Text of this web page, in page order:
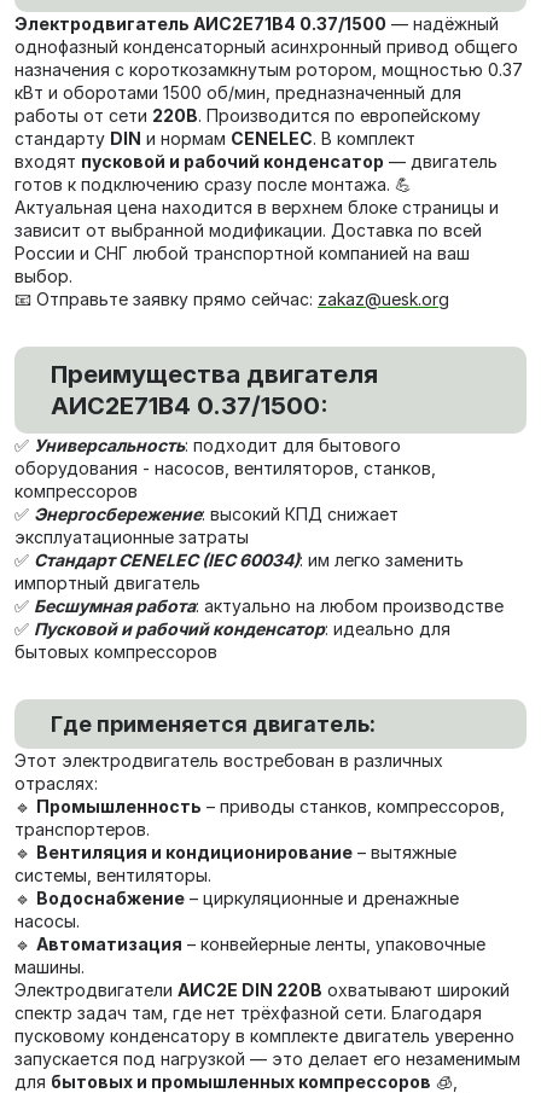
Электродвигатель АИС2Е71В4 0.37/1500 — надёжный
однофазный конденсаторный асинхронный привод общего
назначения с короткозамкнутым ротором, мощностью 0.37
кВт и оборотами 1500 об/мин, предназначенный для
работы от сети 220В. Производится по европейскому
стандарту DIN и нормам CENELEC. В комплект
входят пусковой и рабочий конденсатор — двигатель
готов к подключению сразу после монтажа. 💪
Актуальная цена находится в верхнем блоке страницы и
зависит от выбранной модификации. Доставка по всей
России и СНГ любой транспортной компанией на ваш
выбор.
📧 Отправьте заявку прямо сейчас: zakaz@uesk.org
Преимущества двигателя
АИС2Е71В4 0.37/1500:
✅ Универсальность: подходит для бытового
оборудования - насосов, вентиляторов, станков,
компрессоров
✅ Энергосбережение: высокий КПД снижает
эксплуатационные затраты
✅ Стандарт CENELEC (IEC 60034): им легко заменить
импортный двигатель
✅ Бесшумная работа: актуально на любом производстве
✅ Пусковой и рабочий конденсатор: идеально для
бытовых компрессоров
Где применяется двигатель:
Этот электродвигатель востребован в различных
отраслях:
🔹 Промышленность – приводы станков, компрессоров,
транспортеров.
🔹 Вентиляция и кондиционирование – вытяжные
системы, вентиляторы.
🔹 Водоснабжение – циркуляционные и дренажные
насосы.
🔹 Автоматизация – конвейерные ленты, упаковочные
машины.
Электродвигатели АИС2Е DIN 220В охватывают широкий
спектр задач там, где нет трёхфазной сети. Благодаря
пусковому конденсатору в комплекте двигатель уверенно
запускается под нагрузкой — это делает его незаменимым
для бытовых и промышленных компрессоров 🧊,